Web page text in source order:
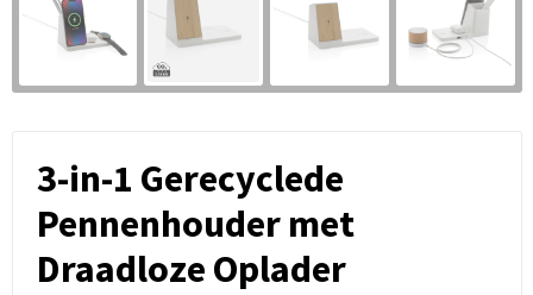
3-in-1 Gerecyclede
Pennenhouder met
Draadloze Oplader